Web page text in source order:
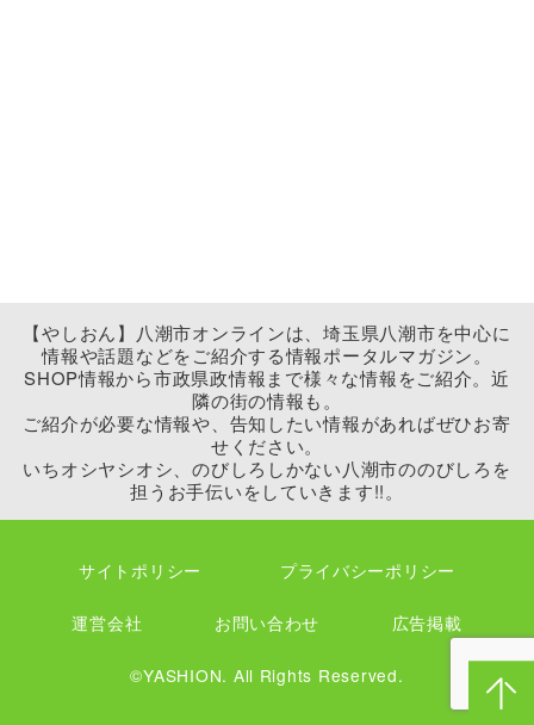
【やしおん】八潮市オンラインは、埼玉県八潮市を中心に
情報や話題などをご紹介する情報ポータルマガジン。
SHOP情報から市政県政情報まで様々な情報をご紹介。近
隣の街の情報も。
ご紹介が必要な情報や、告知したい情報があればぜひお寄
せください。
いちオシヤシオシ、のびしろしかない八潮市ののびしろを
担うお手伝いをしていきます!!。
サイトポリシー プライバシーポリシー
運営会社 お問い合わせ 広告掲載
©YASHION. All Rights Reserved.